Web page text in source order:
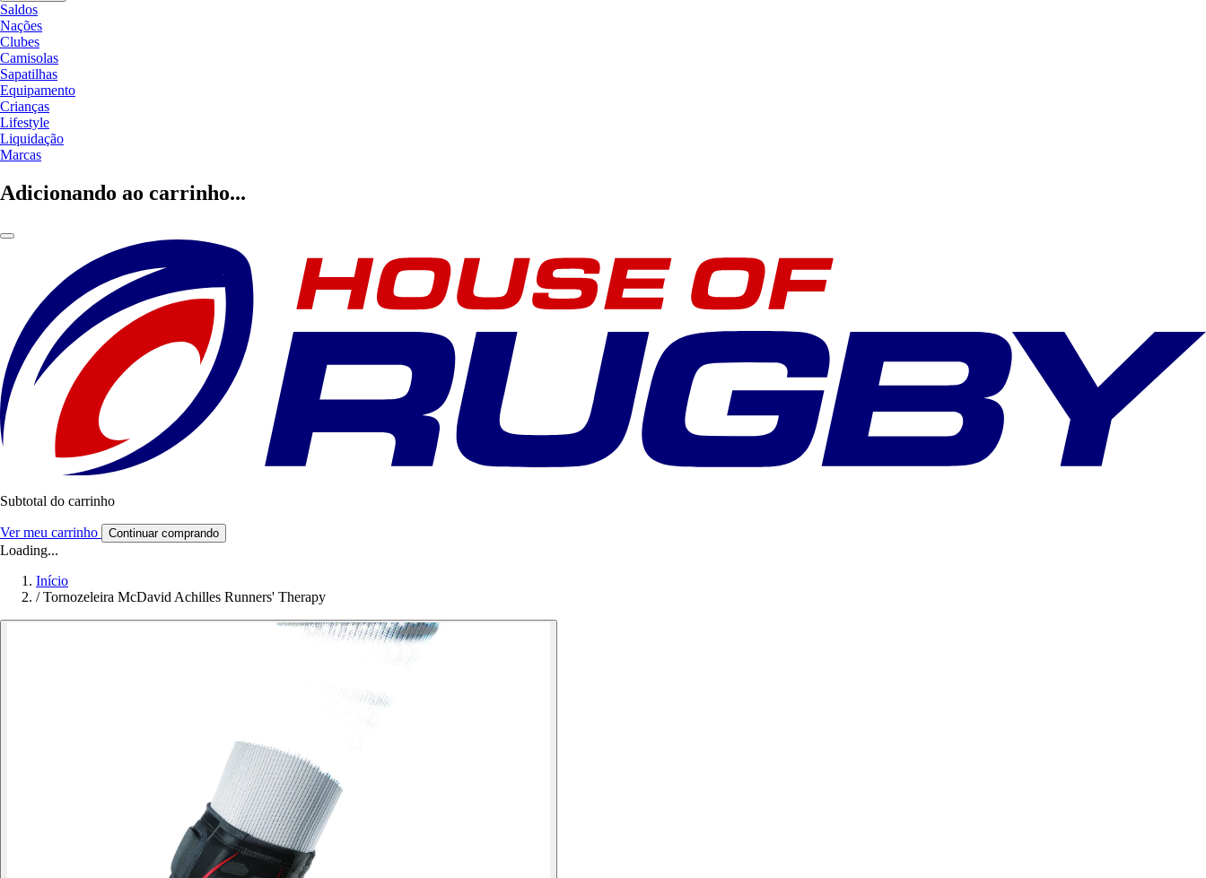
Saldos
Nações
Clubes
Camisolas
Sapatilhas
Equipamento
Crianças
Lifestyle
Liquidação
Marcas
Adicionando ao carrinho...
Subtotal do carrinho
Ver meu carrinho Continuar comprando
Loading...
Início
/ Tornozeleira McDavid Achilles Runners' Therapy